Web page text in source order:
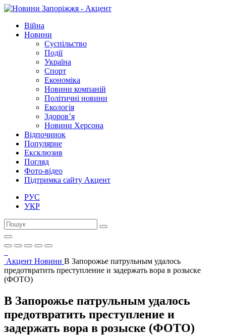
Війна
Новини
Суспільство
Події
Україна
Спорт
Економіка
Новини компаній
Політичні новини
Екологія
Здоров’я
Новини Херсона
Відпочинок
Популярне
Ексклюзив
Погляд
Фото-відео
Підтримка сайту Акцент
РУС
УКР
Акцент Новини В Запорожье патрульным удалось
предотвратить преступление и задержать вора в розыске
(ФОТО)
В Запорожье патрульным удалось
предотвратить преступление и
задержать вора в розыске (ФОТО)